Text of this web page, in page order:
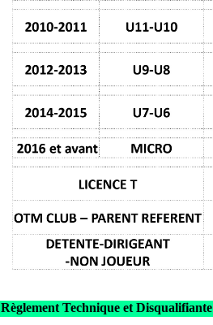
Règlement Technique et Disqualifiante